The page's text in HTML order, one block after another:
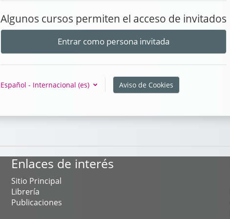
Algunos cursos permiten el acceso de invitados
Entrar como persona invitada
Español - Internacional ‎(es)‎ Aviso de Cookies
Enlaces de interés
Sitio Principal
Librería
Publicaciones